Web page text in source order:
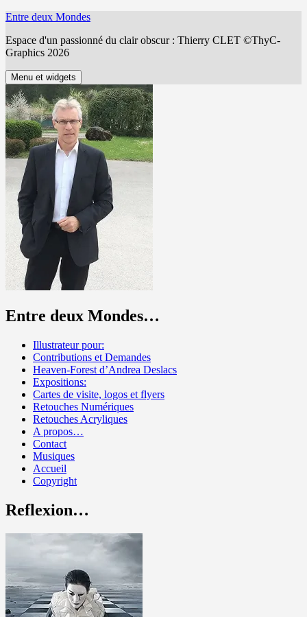
Aller
contenu
Entre deux Mondes
Espace d'un passionné du clair obscur : Thierry CLET ©ThyC-
Graphics 2026
Menu et widgets
Entre deux Mondes…
Illustrateur pour:
Contributions et Demandes
Heaven-Forest d’Andrea Deslacs
Expositions:
Cartes de visite, logos et flyers
Retouches Numériques
Retouches Acryliques
A propos…
Contact
Musiques
Accueil
Copyright
Reflexion…